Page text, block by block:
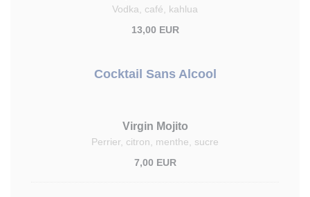
Vodka, café, kahlua
13,00 EUR
Cocktail Sans Alcool
Virgin Mojito
Perrier, citron, menthe, sucre
7,00 EUR